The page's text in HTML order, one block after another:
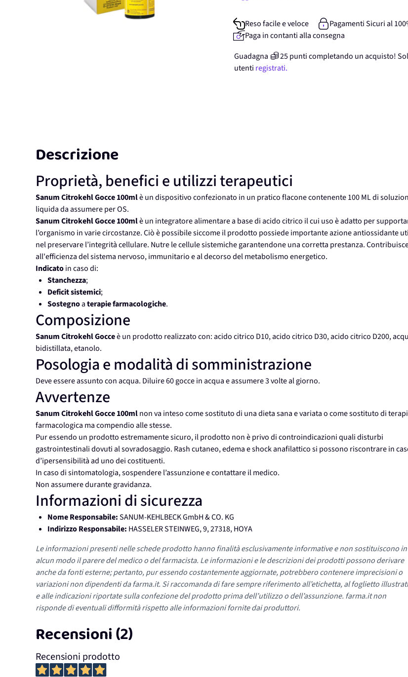
Reso facile e veloce
Pagamenti Sicuri al
Paga in contanti alla consegna
Guadagna
25punticompletando un acquisto!
utenti registrati.
Descrizione
Proprietà, benefici e utilizzi terapeutici
Sanum Citrokehl Gocce 100mlè un dispositivo confezionato in un pratico flacone contenente 100 ML di
liquida da assumere per OS.
Sanum Citrokehl Gocce 100mlè un integratore alimentare a base di acido citrico il cui uso è adatto per
l’organismo in varie circostanze. Ciò è possibile siccome il prodotto possiede importante azione antiossidante
nel preservare l’integrità cellulare. Nutre le cellule sistemiche garantendone una corretta prestanza.
all'efficienza del sistema nervoso, immunitario e al decorso del metabolismo energetico.
Indicatoin caso di:
Stanchezza;
Deficit sistemici;
Sostegnoaterapie farmacologiche.
Composizione
Sanum Citrokehl Gocceè un prodotto realizzato con: acido citrico D10, acido citrico D30, acido citrico D200,
bidistillata, etanolo.
Posologia e modalità di somministrazione
Deve essere assunto con acqua. Diluire 60 gocce in acqua e assumere 3 volte al giorno.
Avvertenze
Sanum Citrokehl Gocce 100mlnon va inteso come sostituto di una dieta sana e variata o come sostituto di
farmacologica ma compendio alle stesse.
Pur essendo un prodotto estremamente sicuro, il prodotto non è privo di controindicazioni quali disturbi
gastrointestinali dovuti al sovradosaggio. Rash cutaneo, edema e shock anafilattico si possono riscontrare in
d’ipersensibilità ad uno dei costituenti.
In caso di sintomatologia, sospendere l’assunzione e contattare il medico.
Non assumere durante gravidanza.
Informazioni di sicurezza
Nome Responsabile:SANUM-KEHLBECK GmbH & CO. KG
Indirizzo Responsabile: HASSELER STEINWEG, 9, 27318, HOYA
Le informazioni presenti nelle schede prodotto hanno finalità esclusivamente informative e non sostituiscono in
alcun modo il parere del medico o del farmacista. Le informazioni e le descrizioni dei prodotti possono derivare
anche da fonti esterne; pertanto, pur essendo costantemente aggiornate, potrebbero contenere imprecisioni o
variazioni non dipendenti da farma.it. Si raccomanda di fare sempre riferimento all’etichetta, al foglietto
e alle indicazioni riportate sulla confezione del prodotto prima dell’utilizzo o dell’assunzione. farma.it non
risponde di eventuali difformità rispetto alle informazioni fornite dai produttori.
Recensioni (2)
Recensioni prodotto